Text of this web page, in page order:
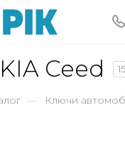
Ceed 15
— Ключи